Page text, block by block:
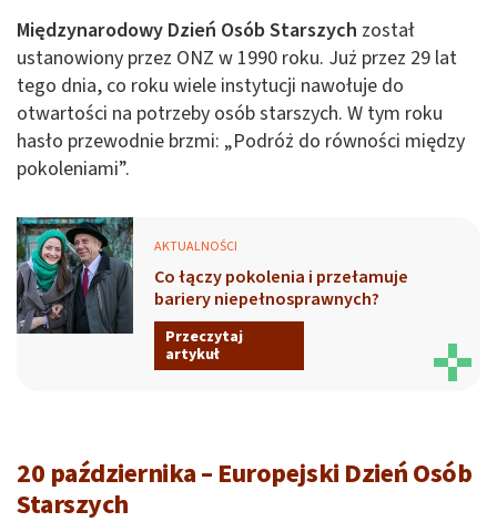
Międzynarodowy Dzień Osób Starszych został
ustanowiony przez ONZ w 1990 roku. Już przez 29 lat
tego dnia, co roku wiele instytucji nawołuje do
otwartości na potrzeby osób starszych. W tym roku
hasło przewodnie brzmi: „Podróż do równości między
pokoleniami”.
AKTUALNOŚCI
Co łączy pokolenia i przełamuje
bariery niepełnosprawnych?
Przeczytaj
artykuł
20 października – Europejski Dzień Osób
Starszych